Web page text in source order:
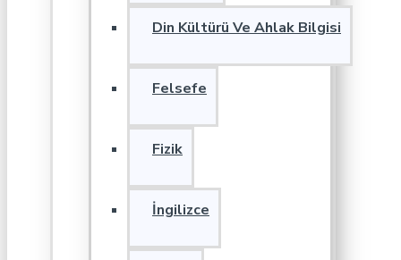
Din Kültürü Ve Ahlak Bilgisi
Felsefe
Fizik
İngilizce